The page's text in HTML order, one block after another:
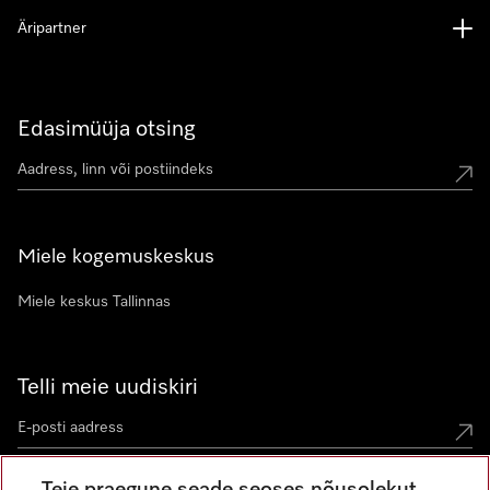
Edasimüüja otsing
Miele kogemuskeskus
Miele keskus Tallinnas
Telli meie uudiskiri
Äripartner